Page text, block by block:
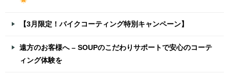
【3月限定！バイクコーティング特別キャンペーン】
遠方のお客様へ – SOUPのこだわりサポートで安心のコーテ
ィング体験を